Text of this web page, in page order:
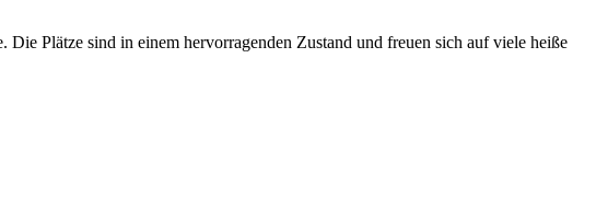
Plätze sind in einem hervorragenden Zustand und freuen sich auf viele heiße